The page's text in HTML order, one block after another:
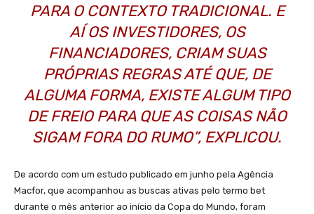
PARA O CONTEXTO TRADICIONAL. E
AÍ OS INVESTIDORES, OS
FINANCIADORES, CRIAM SUAS
PRÓPRIAS REGRAS ATÉ QUE, DE
ALGUMA FORMA, EXISTE ALGUM TIPO
DE FREIO PARA QUE AS COISAS NÃO
SIGAM FORA DO RUMO”, EXPLICOU.
De acordo com um estudo publicado em junho pela Agência
Macfor, que acompanhou as buscas ativas pelo termo bet
durante o mês anterior ao início da Copa do Mundo, foram